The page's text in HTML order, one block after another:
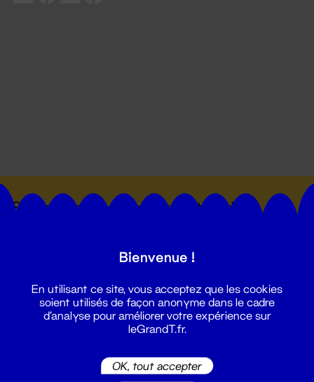
Suivez toutes les actualités du
Bienvenue !
En utilisant ce site, vous acceptez que les cookies
soient utilisés de façon anonyme dans le cadre
d'analyse pour améliorer votre expérience sur
leGrandT.fr.
OK, tout accepter